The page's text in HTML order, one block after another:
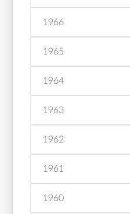
1966
1965
1964
1963
1962
1961
1960